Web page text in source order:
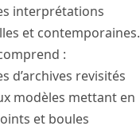
interprétations
et contemporaines.
:
d’archives revisités
modèles mettant en
et boules